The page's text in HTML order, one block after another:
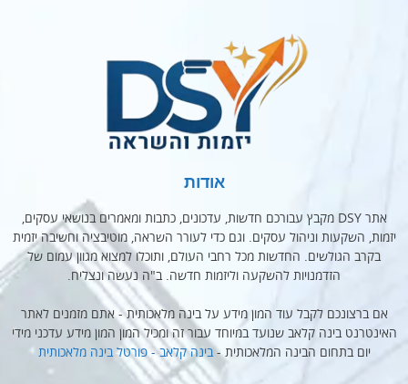
אודות
אתר DSY מקבץ עבורכם חדשות, עדכונים, כתבות ומאמרים בנושאי עסקים,
יזמות, השקעות וניהול עסקים. וגם כדי לעורר השראה, מוטיבציה וחשיבה יזמית
בקרב הגולשים. החדשות מכל רחבי העולם, ותוכלו למצוא מגוון עמום של
הזדמנויות להשקעה וליזמות חדשה. ב"ה נעשה ונצליח.
אם ברצונכם לקבל עוד המון מידע על בינה מלאכותית - אתם מזמנים לאתר
האינטרנט בינה קלאב שנועד במיוחד עבור זה ומכיל המון המון מידע עדכני מידי
יום בתחום הבינה המלאכותית -בינה קלאב - פורטל בינה מלאכותית